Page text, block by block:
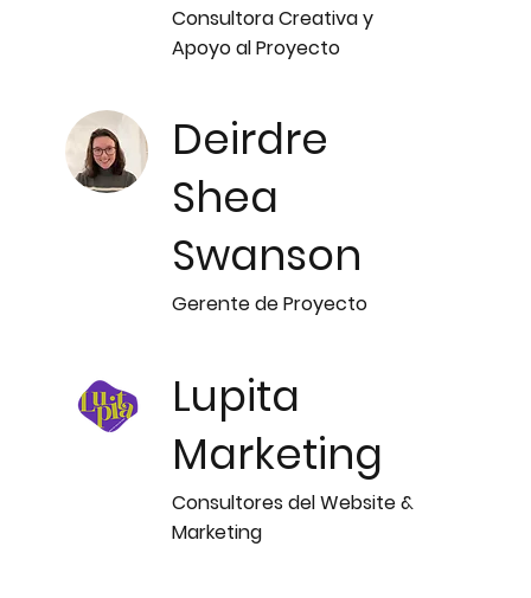
Consultora Creativa y
Apoyo al Proyecto
Deirdre
Shea
Swanson
Gerente de Proyecto
Lupita
Marketing
Consultores del Website &
Marketing